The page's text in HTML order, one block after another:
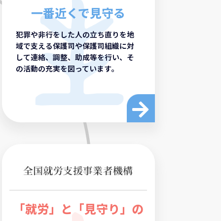
一番近くで見守る
犯罪や非行をした人の立ち直りを地
域で支える保護司や保護司組織に対
して連絡、調整、助成等を行い、そ
の活動の充実を図っています。
「就労」と「見守り」の